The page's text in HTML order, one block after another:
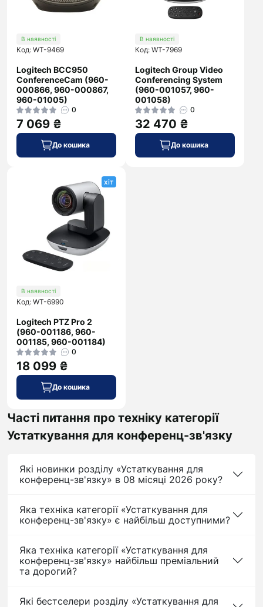
В наявності
Код: WT-9469
Logitech BCC950
ConferenceCam (960-
000866, 960-000867,
960-01005)
0
7 069 ₴
До кошика
В наявності
Код: WT-7969
Logitech Group Video
Conferencing System
(960-001057, 960-
001058)
0
32 470 ₴
До кошика
хіт
В наявності
Код: WT-6990
Logitech PTZ Pro 2
(960-001186, 960-
001185, 960-001184)
0
18 099 ₴
До кошика
Часті питання про техніку категорії
Устаткування для конференц-зв'язку
Які новинки розділу «Устаткування для
конференц-зв'язку» в 08 місяці 2026 року?
Яка техніка категорії «Устаткування для
конференц-зв'язку» є найбільш доступними?
Яка техніка категорії «Устаткування для
конференц-зв'язку» найбільш преміальний
та дорогий?
Які бестселери розділу «Устаткування для